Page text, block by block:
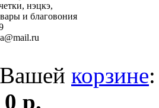
нэцкэ,
и благовония
корзине
0 р.